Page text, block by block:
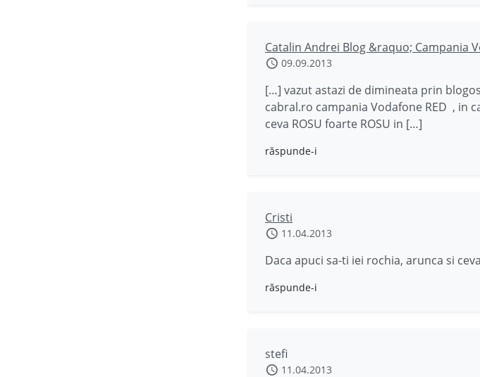
Catalin Andrei Blog &raquo; Campania
09.09.2013
[…] vazut astazi de dimineata prin
cabral.ro campania Vodafone RED , in
ceva ROSU foarte ROSU in […]
răspunde-i
Cristi
11.04.2013
Daca apuci sa-ti iei rochia, arunca si
răspunde-i
stefi
11.04.2013